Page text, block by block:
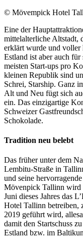
© Mövempick Hotel
Eine der
mittelalterliche Altstadt,
erklärt wurde und voller
Estland ist aber auch
meisten Start-ups pro
kleinen Republik sind
Schrei, Starship. Ganz
Alt und Neu fügt sich
ein. Das einzigartige
Schweizer
Schokolade.
Tradition neu belebt
Das früher unter dem
Lembitu-Straße in
und seine
Mövenpick Tallinn wird
Juni dieses Jahres das
Hotel Tallinn betreiben,
2019 geführt wird,
damit den Startschuss
Estland bzw. im